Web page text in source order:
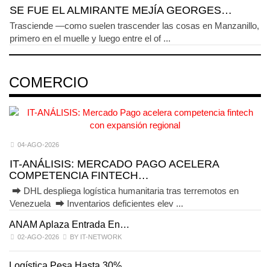
SE FUE EL ALMIRANTE MEJÍA GEORGES…
Trasciende —como suelen trascender las cosas en Manzanillo,
primero en el muelle y luego entre el of ...
COMERCIO
04-AGO-2026
IT-ANÁLISIS: MERCADO PAGO ACELERA
COMPETENCIA FINTECH…
⮕ DHL despliega logística humanitaria tras terremotos en
Venezuela ⮕ Inventarios deficientes elev ...
ANAM Aplaza Entrada En…
02-AGO-2026 BY IT-NETWORK